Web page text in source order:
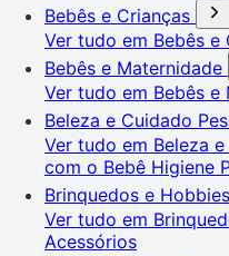
Bebês e Crianças
Ver tudo em Bebês e
Bebês e Maternidade
Ver tudo em Bebês e
Beleza e Cuidado
Ver tudo em Beleza
com o Bebê Higiene
Brinquedos e Hobbies
Ver tudo em
Acessórios